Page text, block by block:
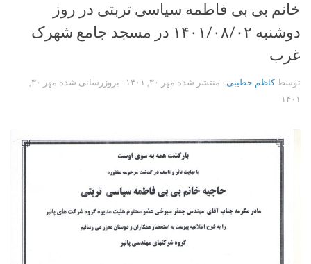
خانم بی بی فاطمه سیاسی تربتی در روز
دوشنبه ۱۴۰۱/۰۸/۰۲ در مسجد جامع شهرک
غرب
توسطکاظم خطیبی · منتشر شده مهر ۳۰, ۱۴۰۱ · بروزرسانی شده
مهر ۳۰,
۱۴۰۱